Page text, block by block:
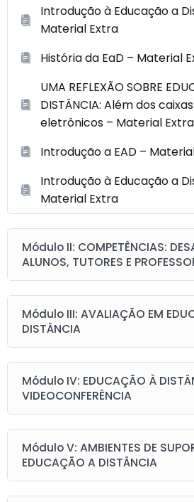
Introdução à Educação a
Material Extra
História da EaD – Material
UMA REFLEXÃO SOBRE
DISTÂNCIA: Além dos caixas
eletrônicos – Material Extra
Introdução a EAD –
Introdução à Educação a
Material Extra
Módulo II: COMPETÊNCIAS:
ALUNOS, TUTORES E
Módulo III: AVALIAÇÃO EM
DISTÂNCIA
Módulo IV: EDUCAÇÃO À
VIDEOCONFERÊNCIA
Módulo V: AMBIENTES DE
EDUCAÇÃO A DISTÂNCIA